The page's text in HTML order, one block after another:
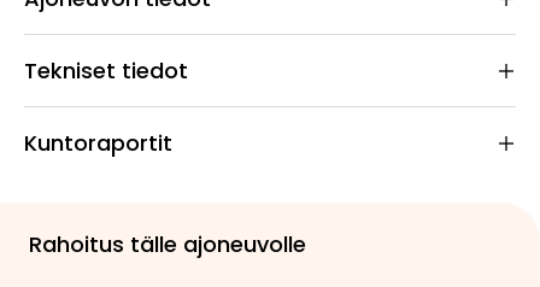
Tekniset tiedot
Kuntoraportit
Rahoitus tälle ajoneuvolle